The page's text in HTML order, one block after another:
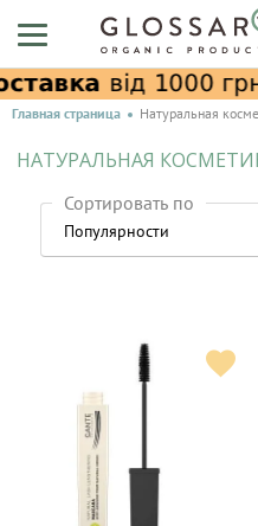
Главная страница Натуральная
НАТУРАЛЬНАЯ
Сортировать по